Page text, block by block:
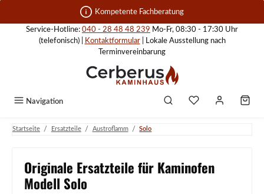
Zum Hauptinhalt springen Kompetente Fachberatung
Service-Hotline: 040 - 28 48 48 239 Mo-Fr, 08:30 - 17:30 Uhr
(telefonisch) |
Kontaktformular| Lokale Ausstellung nach
Terminvereinbarung
Navigation
Startseite / Ersatzteile / Austroflamm / Solo
Originale Ersatzteile für Kaminofen
Modell Solo